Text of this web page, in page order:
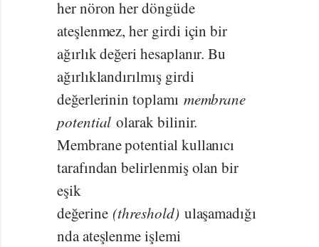
her nöron her döngüde
ateşlenmez, her girdi için bir
ağırlık değeri hesaplanır. Bu
ağırlıklandırılmış girdi
değerlerinin toplamı membrane
potential olarak bilinir.
Membrane potential kullanıcı
tarafından belirlenmiş olan bir
eşik
değerine(threshold) ulaşamadığı
nda ateşlenme işlemi